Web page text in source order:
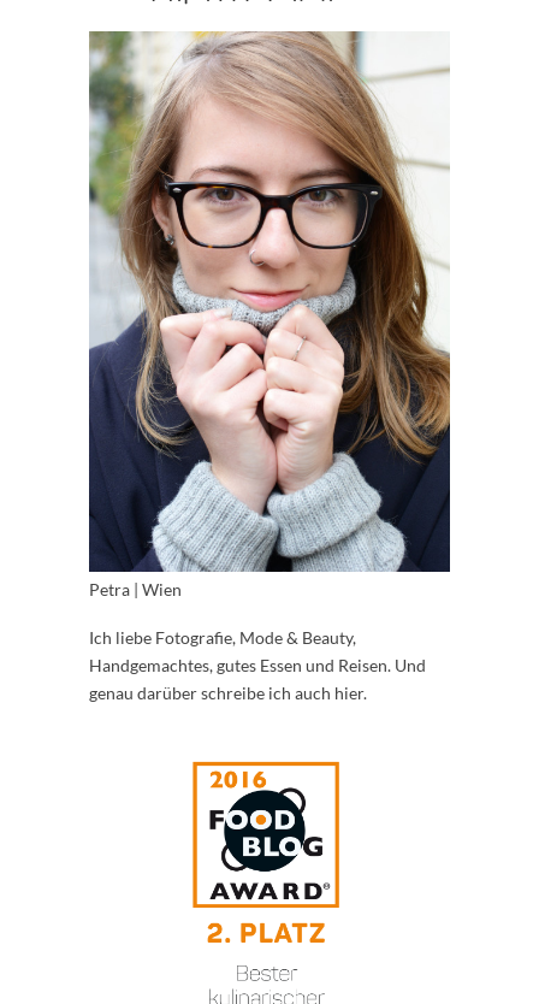
Petra | Wien
Ich liebe Fotografie, Mode & Beauty,
Handgemachtes, gutes Essen und Reisen. Und
genau darüber schreibe ich auch hier.